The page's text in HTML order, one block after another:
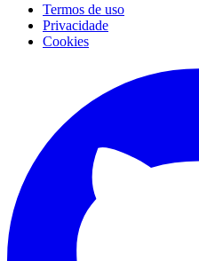
Termos de uso
Privacidade
Cookies